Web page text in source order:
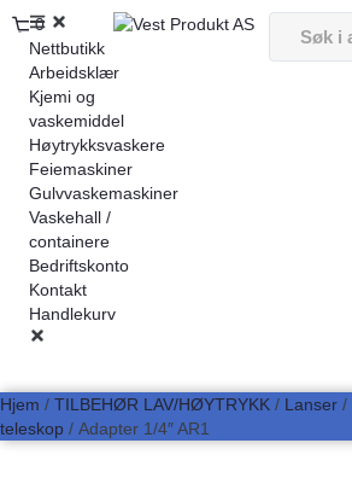
0
Nettbutikk
Arbeidsklær
Kjemi og
vaskemiddel
Høytrykksvaskere
Feiemaskiner
Gulvvaskemaskiner
Vaskehall /
containere
Bedriftskonto
Kontakt
Handlekurv
Hjem / TILBEHØR LAV/HØYTRYKK / Lanser /
teleskop / Adapter 1/4″ AR1